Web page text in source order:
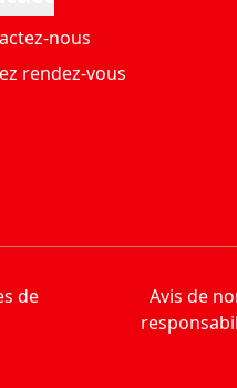
nous
rendez-vous
de
Avis de